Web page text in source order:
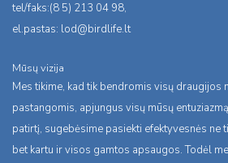
tel/faks:(8 5) 213 04 98,
el.pastas: lod@birdlife.lt
Mūsų vizija
Mes tikime, kad tik bendromis visų draugijos
pastangomis, apjungus visų mūsų
patirtį, sugebėsime pasiekti efektyvesnės ne
bet kartu ir visos gamtos apsaugos. Todėl